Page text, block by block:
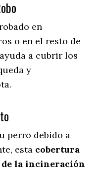
en
o en el resto de
a cubrir los
y
perro debido a
esta cobertura
de la incineración